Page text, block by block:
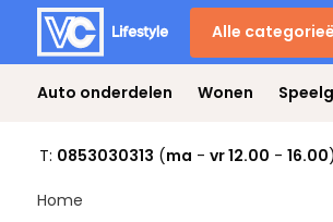
Alle
Auto onderdelen Wonen
T: 0853030313 (ma - vr 12.00 - 16.00)
Home